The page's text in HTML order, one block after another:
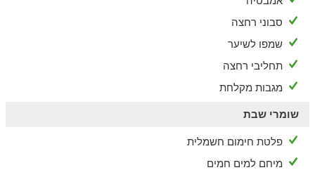
אומנות, טבע ותרבות בסביבה
בצפת העתיקה תוכלו ליהנות ממגוון פעילויות במרחק הליכה
ממתחם האירוח.
תוצרת מקומית של המקום, פארק עמק התכלת, בתי קפה, מסעדות
סבוני רחצה
שמפו לשיער
תחליבי רחצה
מגבות מקלחת
שומרי שבת
פלטת חימום חשמלית
מיחם למים חמים